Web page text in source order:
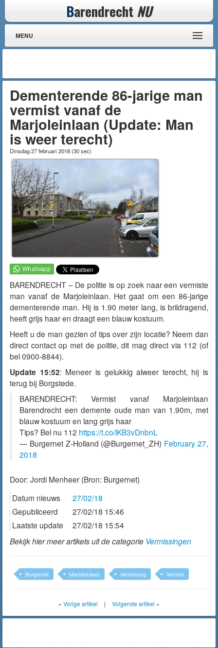
Barendrecht NU
MENU
Dementerende 86-jarige man
vermist vanaf de
Marjoleinlaan (Update: Man
is weer terecht)
Dinsdag 27 februari 2018(30 sec)
BARENDRECHT – De politie is op zoek naar een vermiste
man vanaf de Marjoleinlaan. Het gaat om een 86-jarige
dementerende man. Hij is 1.90 meter lang, is brildragend,
heeft grijs haar en draagt een blauw kostuum.
Heeft u de man gezien of tips over zijn locatie? Neem dan
direct contact op met de politie, dit mag direct via 112 (of
bel 0900-8844).
Update 15:52: Meneer is gelukkig alweer terecht, hij is
terug bij Borgstede.
BARENDRECHT: Vermist vanaf Marjoleinlaan
Barendrecht een demente oude man van 1.90m, met
blauw kostuum en lang grijs haar
Tips? Bel nu 112 https://t.co/lKB3vDnbnL
— Burgernet Z-Holland (@Burgernet_ZH) February 27,
2018
Door: Jordi Menheer (Bron: Burgernet)
Datum nieuws
27/02/18
Gepubliceerd
27/02/18 15:46
Laatste update
27/02/18 15:54
Bekijk hier meer artikels uit de categorie Vermissingen
Burgernet Marjoleinlaan Vermissing Vermist
« Vorige artikel | Volgende artikel »